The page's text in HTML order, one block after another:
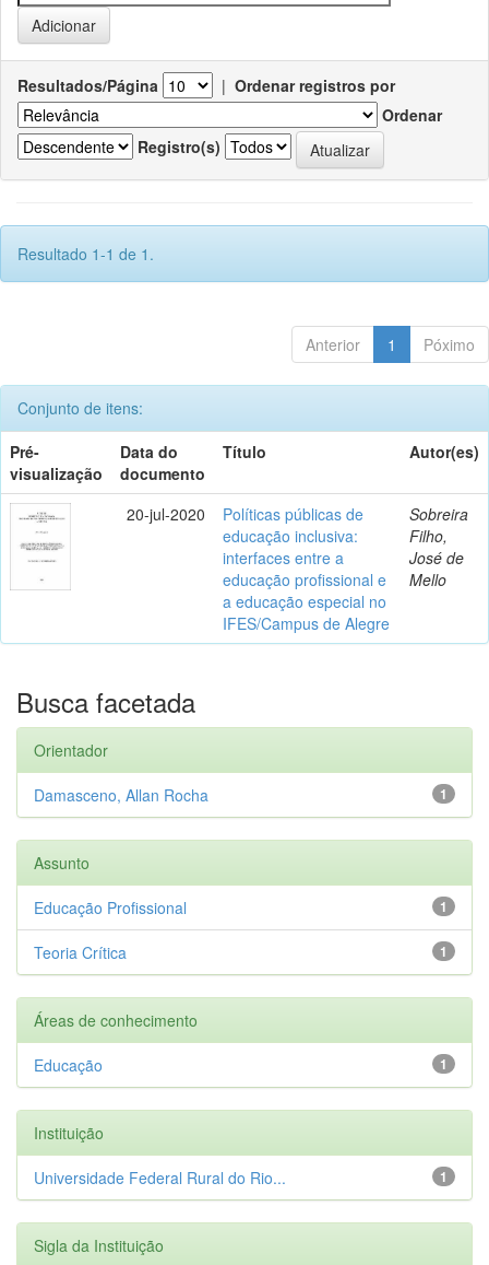
Resultados/Página | Ordenar registros por
Ordenar
Registro(s)
Resultado 1-1 de 1.
Anterior 1 Póximo
Conjunto de itens:
Pré-
visualização
Data do
documento
Título Autor(es)
20-jul-2020
Políticas públicas de
educação inclusiva:
interfaces entre a
educação profissional e
a educação especial no
IFES/Campus de Alegre
Sobreira
Filho,
José de
Mello
Busca facetada
Orientador
1
Damasceno, Allan Rocha
Assunto
1
Educação Profissional
1
Teoria Crítica
Áreas de conhecimento
1
Educação
Instituição
1
Universidade Federal Rural do Rio...
Sigla da Instituição